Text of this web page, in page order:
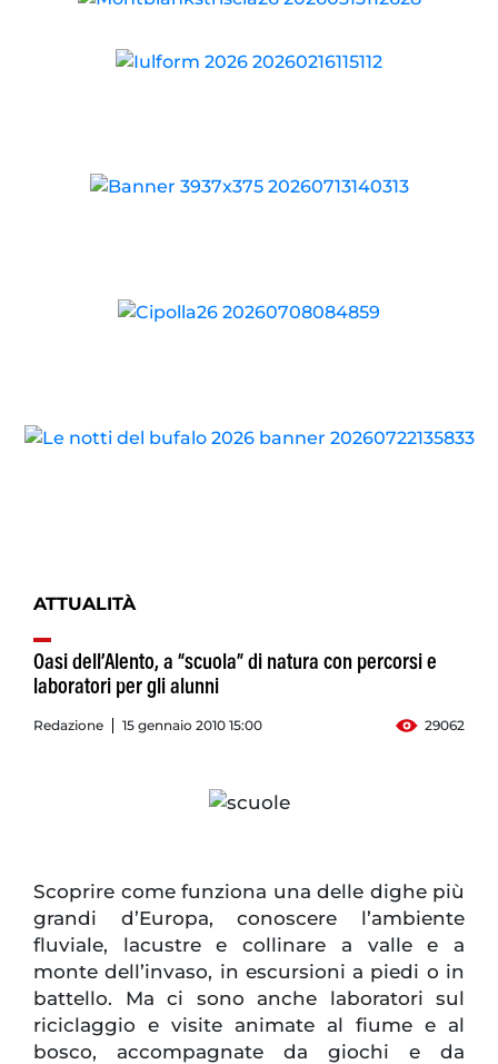
ATTUALITÀ
Oasi dell’Alento, a “scuola” di natura con percorsi e
laboratori per gli alunni
Redazione 15 gennaio 2010 15:00 29062
Scoprire come funziona una delle dighe più
grandi d’Europa, conoscere l’ambiente
fluviale, lacustre e collinare a valle e a
monte dell’invaso, in escursioni a piedi o in
battello. Ma ci sono anche laboratori sul
riciclaggio e visite animate al fiume e al
bosco, accompagnate da giochi e da